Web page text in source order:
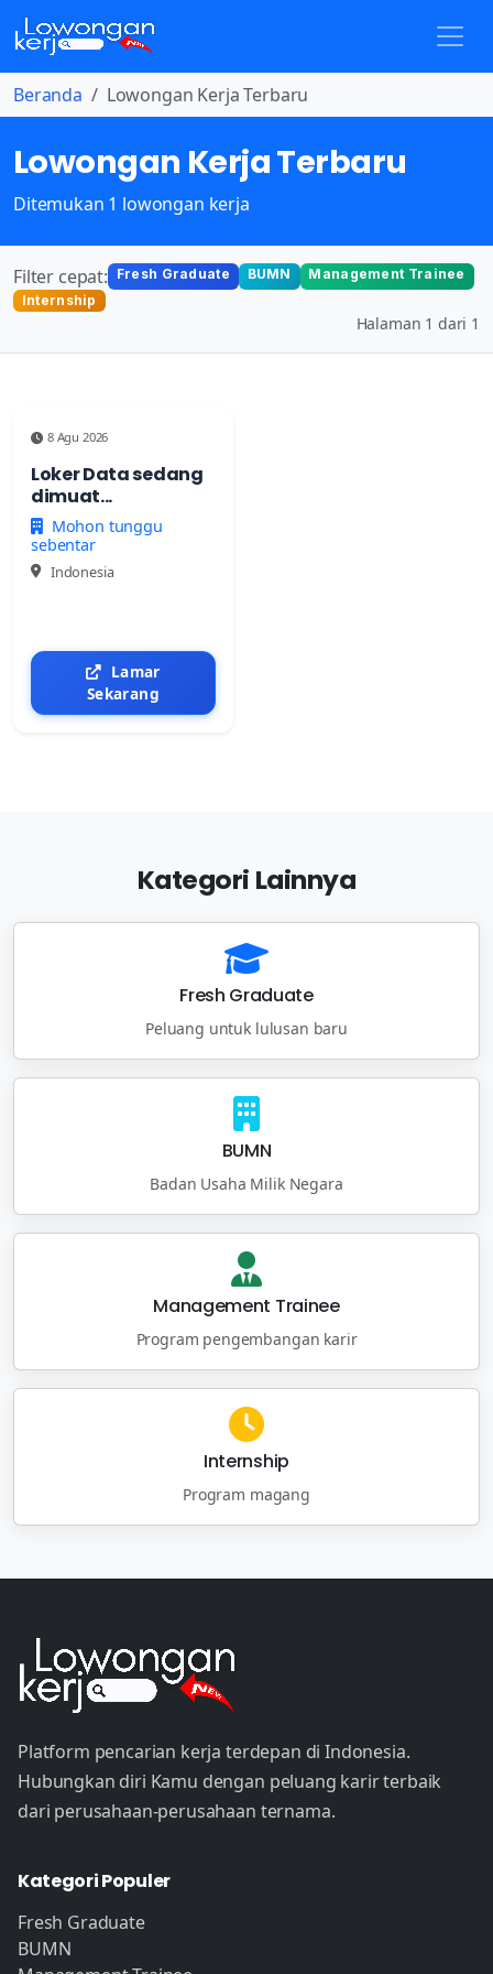
Beranda Lowongan Kerja Terbaru
Lowongan Kerja Terbaru
Ditemukan 1 lowongan kerja
Filter cepat: Fresh Graduate BUMN
Management Trainee
Internship
Halaman 1 dari 1
8 Agu 2026
Loker Data sedang
dimuat...
Mohon tunggu
sebentar
Indonesia
Lamar
Sekarang
Kategori Lainnya
Fresh Graduate
Peluang untuk lulusan baru
BUMN
Badan Usaha Milik Negara
Management Trainee
Program pengembangan karir
Internship
Program magang
Platform pencarian kerja terdepan di Indonesia.
Hubungkan diri Kamu dengan peluang karir terbaik
dari perusahaan-perusahaan ternama.
Kategori Populer
Fresh Graduate
BUMN